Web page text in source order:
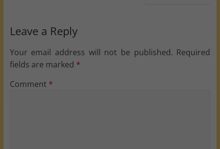
Leave a Reply
Your email address will not be published. Required
fields are marked *
Comment *